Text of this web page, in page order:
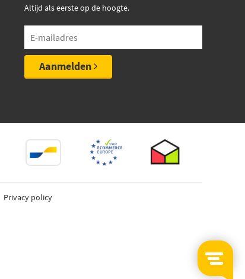
Altijd als eerste op de hoogte.
Aanmelden
Privacy policy